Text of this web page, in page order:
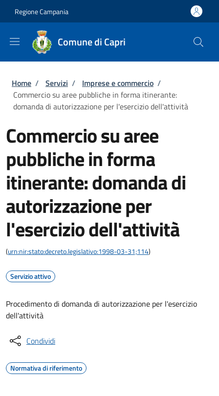
Regione Campania
Comune di Capri
Briciole di pane
Home / Servizi / Imprese e commercio /
Commercio su aree pubbliche in forma itinerante:
domanda di autorizzazione per l'esercizio dell'attività
Commercio su aree
pubbliche in forma
itinerante: domanda di
autorizzazione per
l'esercizio dell'attività
(urn:nir:stato:decreto.legislativo:1998-03-31;114)
Servizio attivo
Procedimento di domanda di autorizzazione per l'esercizio
dell'attività
Condividi
Normativa di riferimento